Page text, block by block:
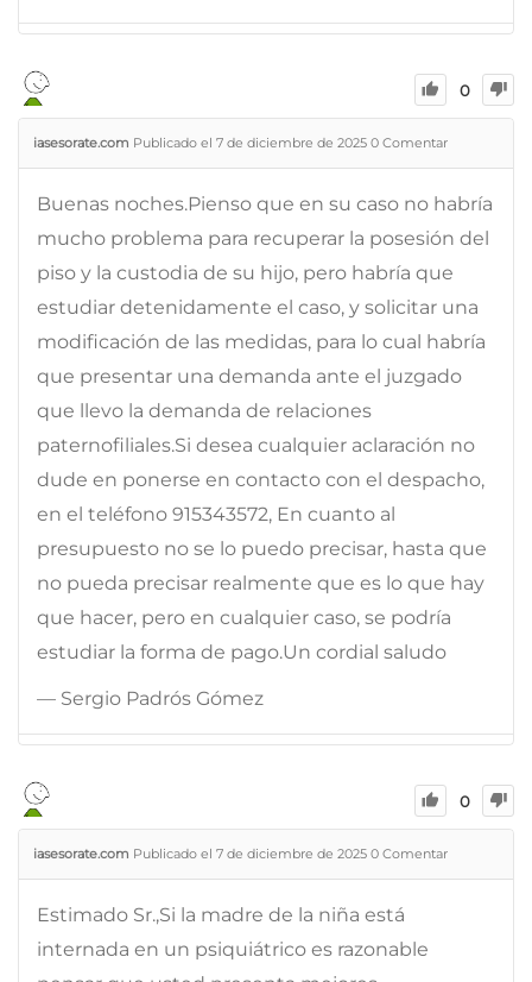
0
iasesorate.com Publicado el 7 de diciembre de 2025 0 Comentar
Buenas noches.Pienso que en su caso no habría
mucho problema para recuperar la posesión del
piso y la custodia de su hijo, pero habría que
estudiar detenidamente el caso, y solicitar una
modificación de las medidas, para lo cual habría
que presentar una demanda ante el juzgado
que llevo la demanda de relaciones
paternofiliales.Si desea cualquier aclaración no
dude en ponerse en contacto con el despacho,
en el teléfono 915343572, En cuanto al
presupuesto no se lo puedo precisar, hasta que
no pueda precisar realmente que es lo que hay
que hacer, pero en cualquier caso, se podría
estudiar la forma de pago.Un cordial saludo
— Sergio Padrós Gómez
0
iasesorate.com Publicado el 7 de diciembre de 2025 0 Comentar
Estimado Sr.,Si la madre de la niña está
internada en un psiquiátrico es razonable